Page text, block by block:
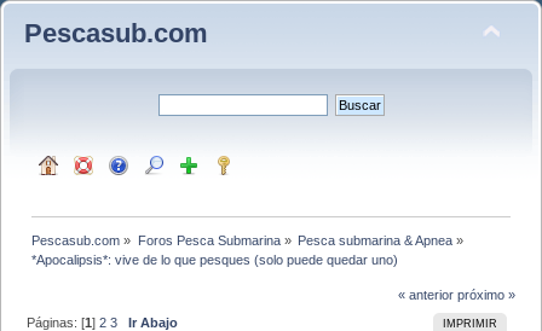
Pescasub.com
Pescasub.com » Foros Pesca Submarina» Pesca submarina & Apnea»
*Apocalipsis*: vive de lo que pesques (solo puede quedar uno)
« anterior próximo »
IMPRIMIR
Páginas: [1]2 3 Ir Abajo